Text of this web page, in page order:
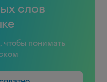
слов
чтобы понимать